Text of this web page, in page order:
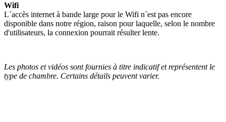
Wifi
L´accès internet à bande large pour le Wifi n´est pas encore
disponible dans notre région, raison pour laquelle, selon le nombre
d'utilisateurs, la connexion pourrait résulter lente.
Les photos et vidéos sont fournies à titre indicatif et représentent le
type de chambre. Certains détails peuvent varier.